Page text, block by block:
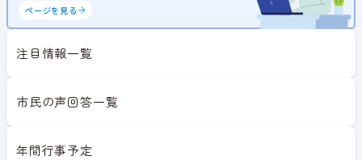
ページを見る
注目情報一覧
市民の声回答一覧
年間行事予定